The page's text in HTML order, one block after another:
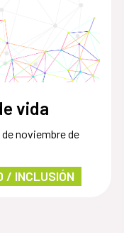
vida
noviembre de
/ INCLUSIÓN